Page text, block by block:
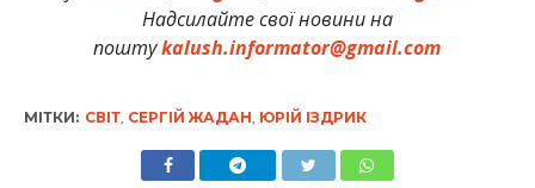
Надсилайте свої новини на
поштуkalush.informator@gmail.com
МІТКИ: СВІТ, СЕРГІЙ ЖАДАН ЮРІЙ ІЗДРИК